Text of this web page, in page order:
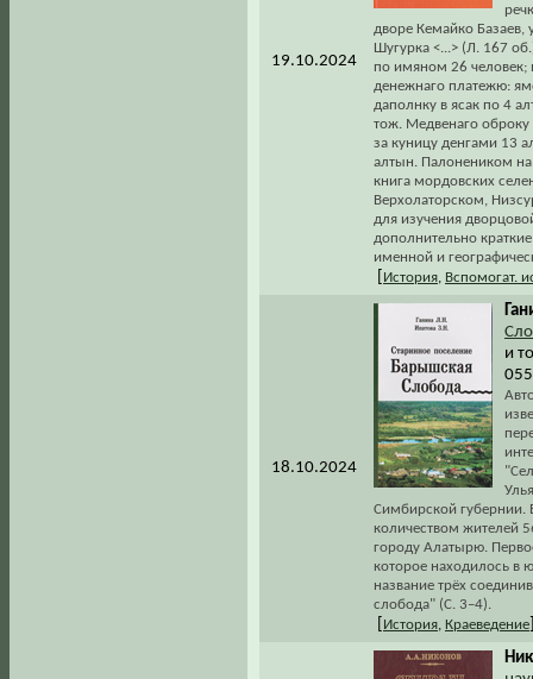
19.10.2024
дворе Кемайко Базаев,
Шугурка <...> (Л. 167
по имяном 26 человек;
денежнаго платежю:
даполнку в ясак по 4
тож. Медвенаго оброку
за куницу денгами 13
алтын. Палонеником
книга мордовских
Верхолаторском,
для изучения
дополнительно
именной и
История Вспомогат.
18.10.2024
и
Симбирской
количеством жителей
городу Алатырю.
которое находилось в
название трёх
слобода" (С. 3–4).
История Краеведение